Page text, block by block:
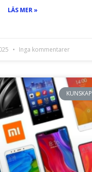
LÄS MER »
Inga kommentarer
KUNSKAP